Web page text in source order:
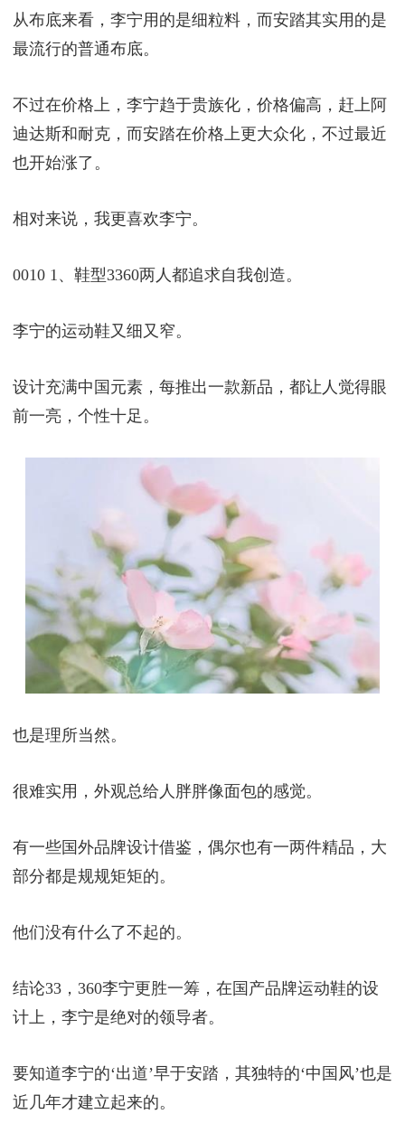
从布底来看，李宁用的是细粒料，而安踏其实用的是
最流行的普通布底。
不过在价格上，李宁趋于贵族化，价格偏高，赶上阿
迪达斯和耐克，而安踏在价格上更大众化，不过最近
也开始涨了。
相对来说，我更喜欢李宁。
0010 1、鞋型3360两人都追求自我创造。
李宁的运动鞋又细又窄。
设计充满中国元素，每推出一款新品，都让人觉得眼
前一亮，个性十足。
也是理所当然。
很难实用，外观总给人胖胖像面包的感觉。
有一些国外品牌设计借鉴，偶尔也有一两件精品，大
部分都是规规矩矩的。
他们没有什么了不起的。
结论33，360李宁更胜一筹，在国产品牌运动鞋的设
计上，李宁是绝对的领导者。
要知道李宁的‘出道’早于安踏，其独特的‘中国风’也是
近几年才建立起来的。